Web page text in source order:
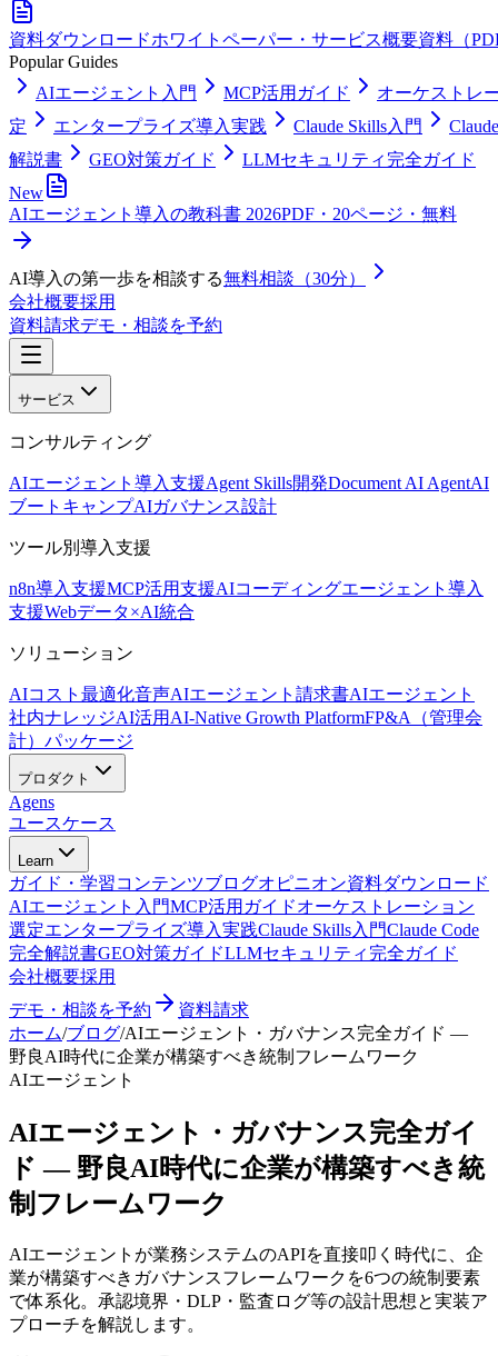
資料ダウンロードホワイトペーパー・サービス概要資料（
Popular Guides
AIエージェント入門
MCP活用ガイド
オーケストレ
定
エンタープライズ導入実践 Claude Skills入門
解説書
GEO対策ガイド
LLMセキュリティ完全ガイド
New
AIエージェント導入の教科書 2026PDF・20ページ・無料
AI導入の第一歩を相談する無料相談（30分）
会社概要採用
資料請求デモ・相談を予約
サービス
コンサルティング
AIエージェント導入支援Agent Skills開発Document AI AgentAI
ブートキャンプAIガバナンス設計
ツール別導入支援
n8n導入支援MCP活用支援AIコーディングエージェント導入
支援Webデータ×AI統合
ソリューション
AIコスト最適化音声AIエージェント 請求書AIエージェント
社内ナレッジAI活用 AI-Native Growth PlatformFP&A（管理会
計）パッケージ
プロダクト
Agens
ユースケース
Learn
ガイド・学習コンテンツブログオピニオン資料ダウンロード
AIエージェント入門MCP活用ガイドオーケストレーション
選定エンタープライズ導入実践Claude Skills入門Claude Code
完全解説書GEO対策ガイドLLMセキュリティ完全ガイド
会社概要採用
デモ・相談を予約
資料請求
ホーム/ブログ/AIエージェント・ガバナンス完全ガイド —
野良AI時代に企業が構築すべき統制フレームワーク
AIエージェント
AIエージェント・ガバナンス完全ガイ
ド — 野良AI時代に企業が構築すべき統
制フレームワーク
AIエージェントが業務システムのAPIを直接叩く時代に、企
業が構築すべきガバナンスフレームワークを6つの統制要素
で体系化。承認境界・DLP・監査ログ等の設計思想と実装ア
プローチを解説します。